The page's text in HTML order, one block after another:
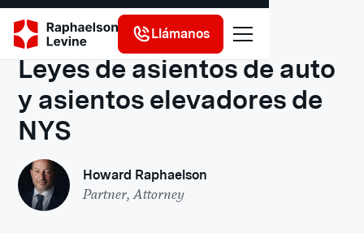
Llámanos
Recursos legales
Leyes de asientos de auto
y asientos elevadores de
NYS
Howard Raphaelson
Partner, Attorney